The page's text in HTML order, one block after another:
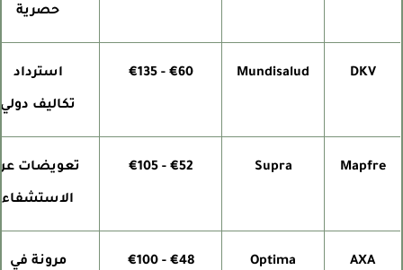
حصرية
DKV
Mundisalud
€60 - €135 استرداد
تكاليف دولي
Mapfre
Supra
€52 - €105 تعويضات عن
الاستشفاء
AXA
Optima
€48 - €100 مرونة في